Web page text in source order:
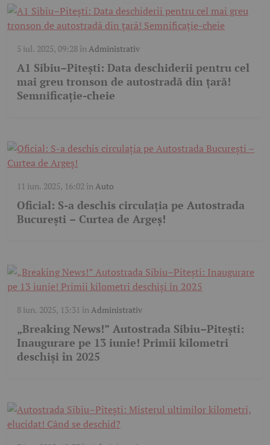
5 iul. 2025, 09:28 în Administrativ
A1 Sibiu–Pitești: Data deschiderii pentru cel
mai greu tronson de autostradă din țară!
Semnificație-cheie
11 iun. 2025, 16:02 în Auto
Oficial: S-a deschis circulația pe Autostrada
București – Curtea de Argeș!
8 iun. 2025, 13:31 în Administrativ
„Breaking News!” Autostrada Sibiu–Pitești:
Inaugurare pe 13 iunie! Primii kilometri
deschiși în 2025